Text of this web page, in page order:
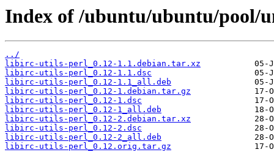
Index of /ubuntu/ubuntu/pool/
../
libirc-utils-perl_0.12-1.1.debian.tar.xz
libirc-utils-perl_0.12-1.1.dsc
libirc-utils-perl_0.12-1.1_all.deb
libirc-utils-perl_0.12-1.debian.tar.gz
libirc-utils-perl_0.12-1.dsc
libirc-utils-perl_0.12-1_all.deb
libirc-utils-perl_0.12-2.debian.tar.xz
libirc-utils-perl_0.12-2.dsc
libirc-utils-perl_0.12-2_all.deb
libirc-utils-perl_0.12.orig.tar.gz